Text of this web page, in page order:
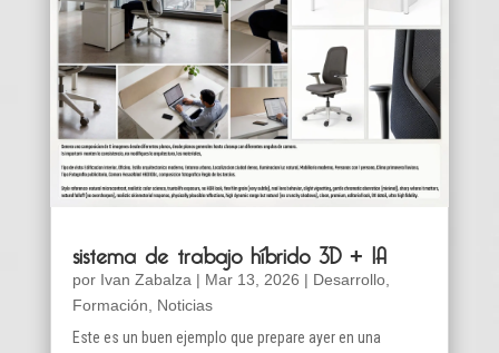
sistema de trabajo híbrido 3D + IA
por Ivan Zabalza | Mar 13, 2026 | Desarrollo,
Formación
Noticias
Este es un buen ejemplo que prepare ayer en una